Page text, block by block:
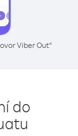
Viber Out“
do